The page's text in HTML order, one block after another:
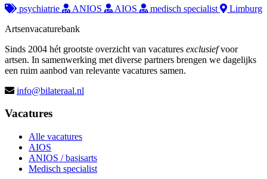
psychiatrie ANIOS AIOS medisch specialist
Limburg
Artsenvacaturebank
Sinds 2004 hét grootste overzicht van vacatures exclusiefvoor
artsen. In samenwerking met diverse partners brengen we dagelijks
een ruim aanbod van relevante vacatures samen.
info@bilateraal.nl
Vacatures
Alle vacatures
AIOS
ANIOS / basisarts
Medisch specialist